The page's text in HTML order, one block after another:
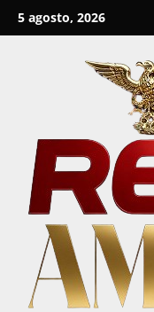
Skip
to
5 agosto, 2026